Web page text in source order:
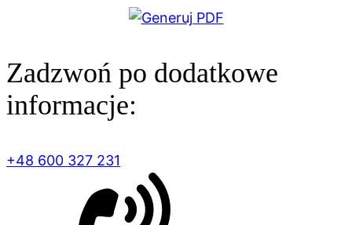
Zadzwoń po dodatkowe
informacje:
+48 600 327 231